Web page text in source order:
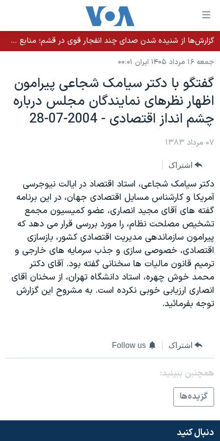
لینکهای
قابل
دسترسی
جهش
محتوای
اصلی
جهش
صفحه
جهش
جستجو
خانه
نسخه سبک وب‌سایت
موضوع ها
ایران
آمریکا
جهان
ویژه برنامه‌ها
ویدیوها
فرهنگ و زندگی
حقوق شهروندی
اقتصادی
علم و فناوری
اسرائیل در جنگ
برنامه های تلویزیونی
جدول برنامه ها
صفحه‌های ویژه
۲۵۰سالگی آمریکا
بایگانی برنامه‌های تلویزیونی
مستندها
انتخابات ریاست جمهوری آمریکا ۲۰۲۴
حمله جمهوری اسلامی به اسرائیل
رمز مهسا
ورزش زنان در ایران
دادگاه حمید نوری
چهل سال گروگان‌گیری
قانون شفافیت دارائی کادر رهبری ایران
فرکانس‌های صدای آمریکا
یادگیری زبان انگلیسی
دنبال کنید
زبانهای مختلف
گزارش‌ها از شنیده شدن صدای چند انفجار قوی در قشم؛ منابع حکومتی می‌گویند درگیری در تنگه هرمز بود
جمعه ۱۶ مرداد ۱۴۰۵ ایران ۰۰:۰۱
گفتگو با دکتر سيامک شجاعی پيرامون
اظهار نظرهای نمايندگان مجلس درباره
چشم انداز اقتصادی - 2004-07-28
۰۷ مرداد ۱۳۸۳
اشتراک
دکتر سيامک شجاعی، استاد اقتصاد در ايالت نيوجرسی
آمريکا و کارشناس مسايل اقتصادی جهان، در اين برنامه
گفته های آقای مجيد انصاری، عضو کميسيون مجمع
تشخيص مصلحت نظام، را مورد بررسی قرار می دهد که
پيرامون سازماندهی مديريت اقتصادی کشور، بازسازی
اقتصادی، خصوصی سازی و جذب سرمايه های خارجی و
ترميم قانون ماليات ها سخنانی گفته بود. آقای دکتر
محمد خوش چهره، استاد دانشگاه تهران، از سخنان آقای
انصاری ارزيابی خوبی نکرده است. به مشروح اين گزارش
توجه بفرمائيد.
اشتراک Follow us
همچنبن ببینید:
گزيده‌ها
دنبال کنید